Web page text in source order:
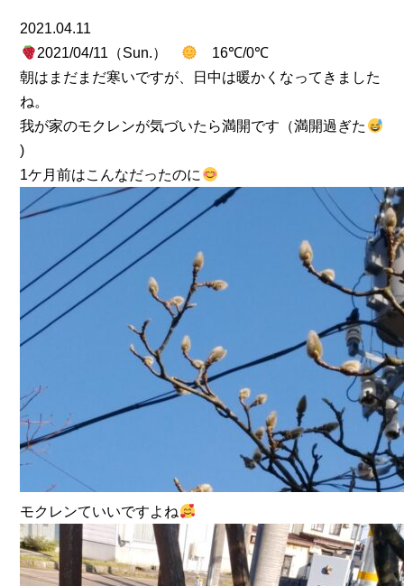
2021.04.11
2021/04/11（Sun.）
16℃/0℃
朝はまだまだ寒いですが、日中は暖かくなってきました
ね。
我が家のモクレンが気づいたら満開です（満開過ぎた
)
1ケ月前はこんなだったのに
モクレンていいですよね